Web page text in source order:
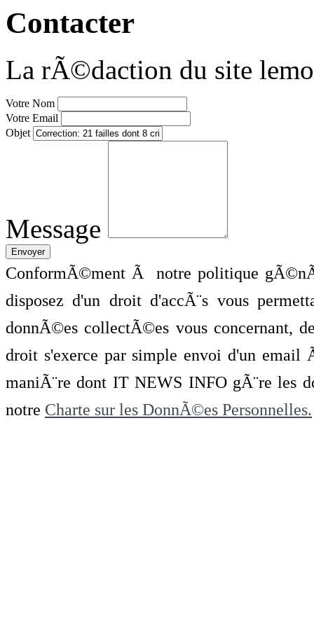
Contacter
La rÃ©daction du site
Votre Nom
Votre Email
Objet
Message
ConformÃ©ment Ã notre politique
disposez d'un droit d'accÃ¨s vous
donnÃ©es collectÃ©es vous concernant,
droit s'exerce par simple envoi d'un
maniÃ¨re dont IT NEWS INFO gÃ¨re les
notre Charte sur les DonnÃ©es Personnelles.